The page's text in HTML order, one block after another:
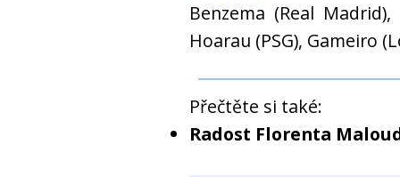
Benzema (Real
Hoarau (PSG), Gameiro
Přečtěte si také:
Radost Florenta